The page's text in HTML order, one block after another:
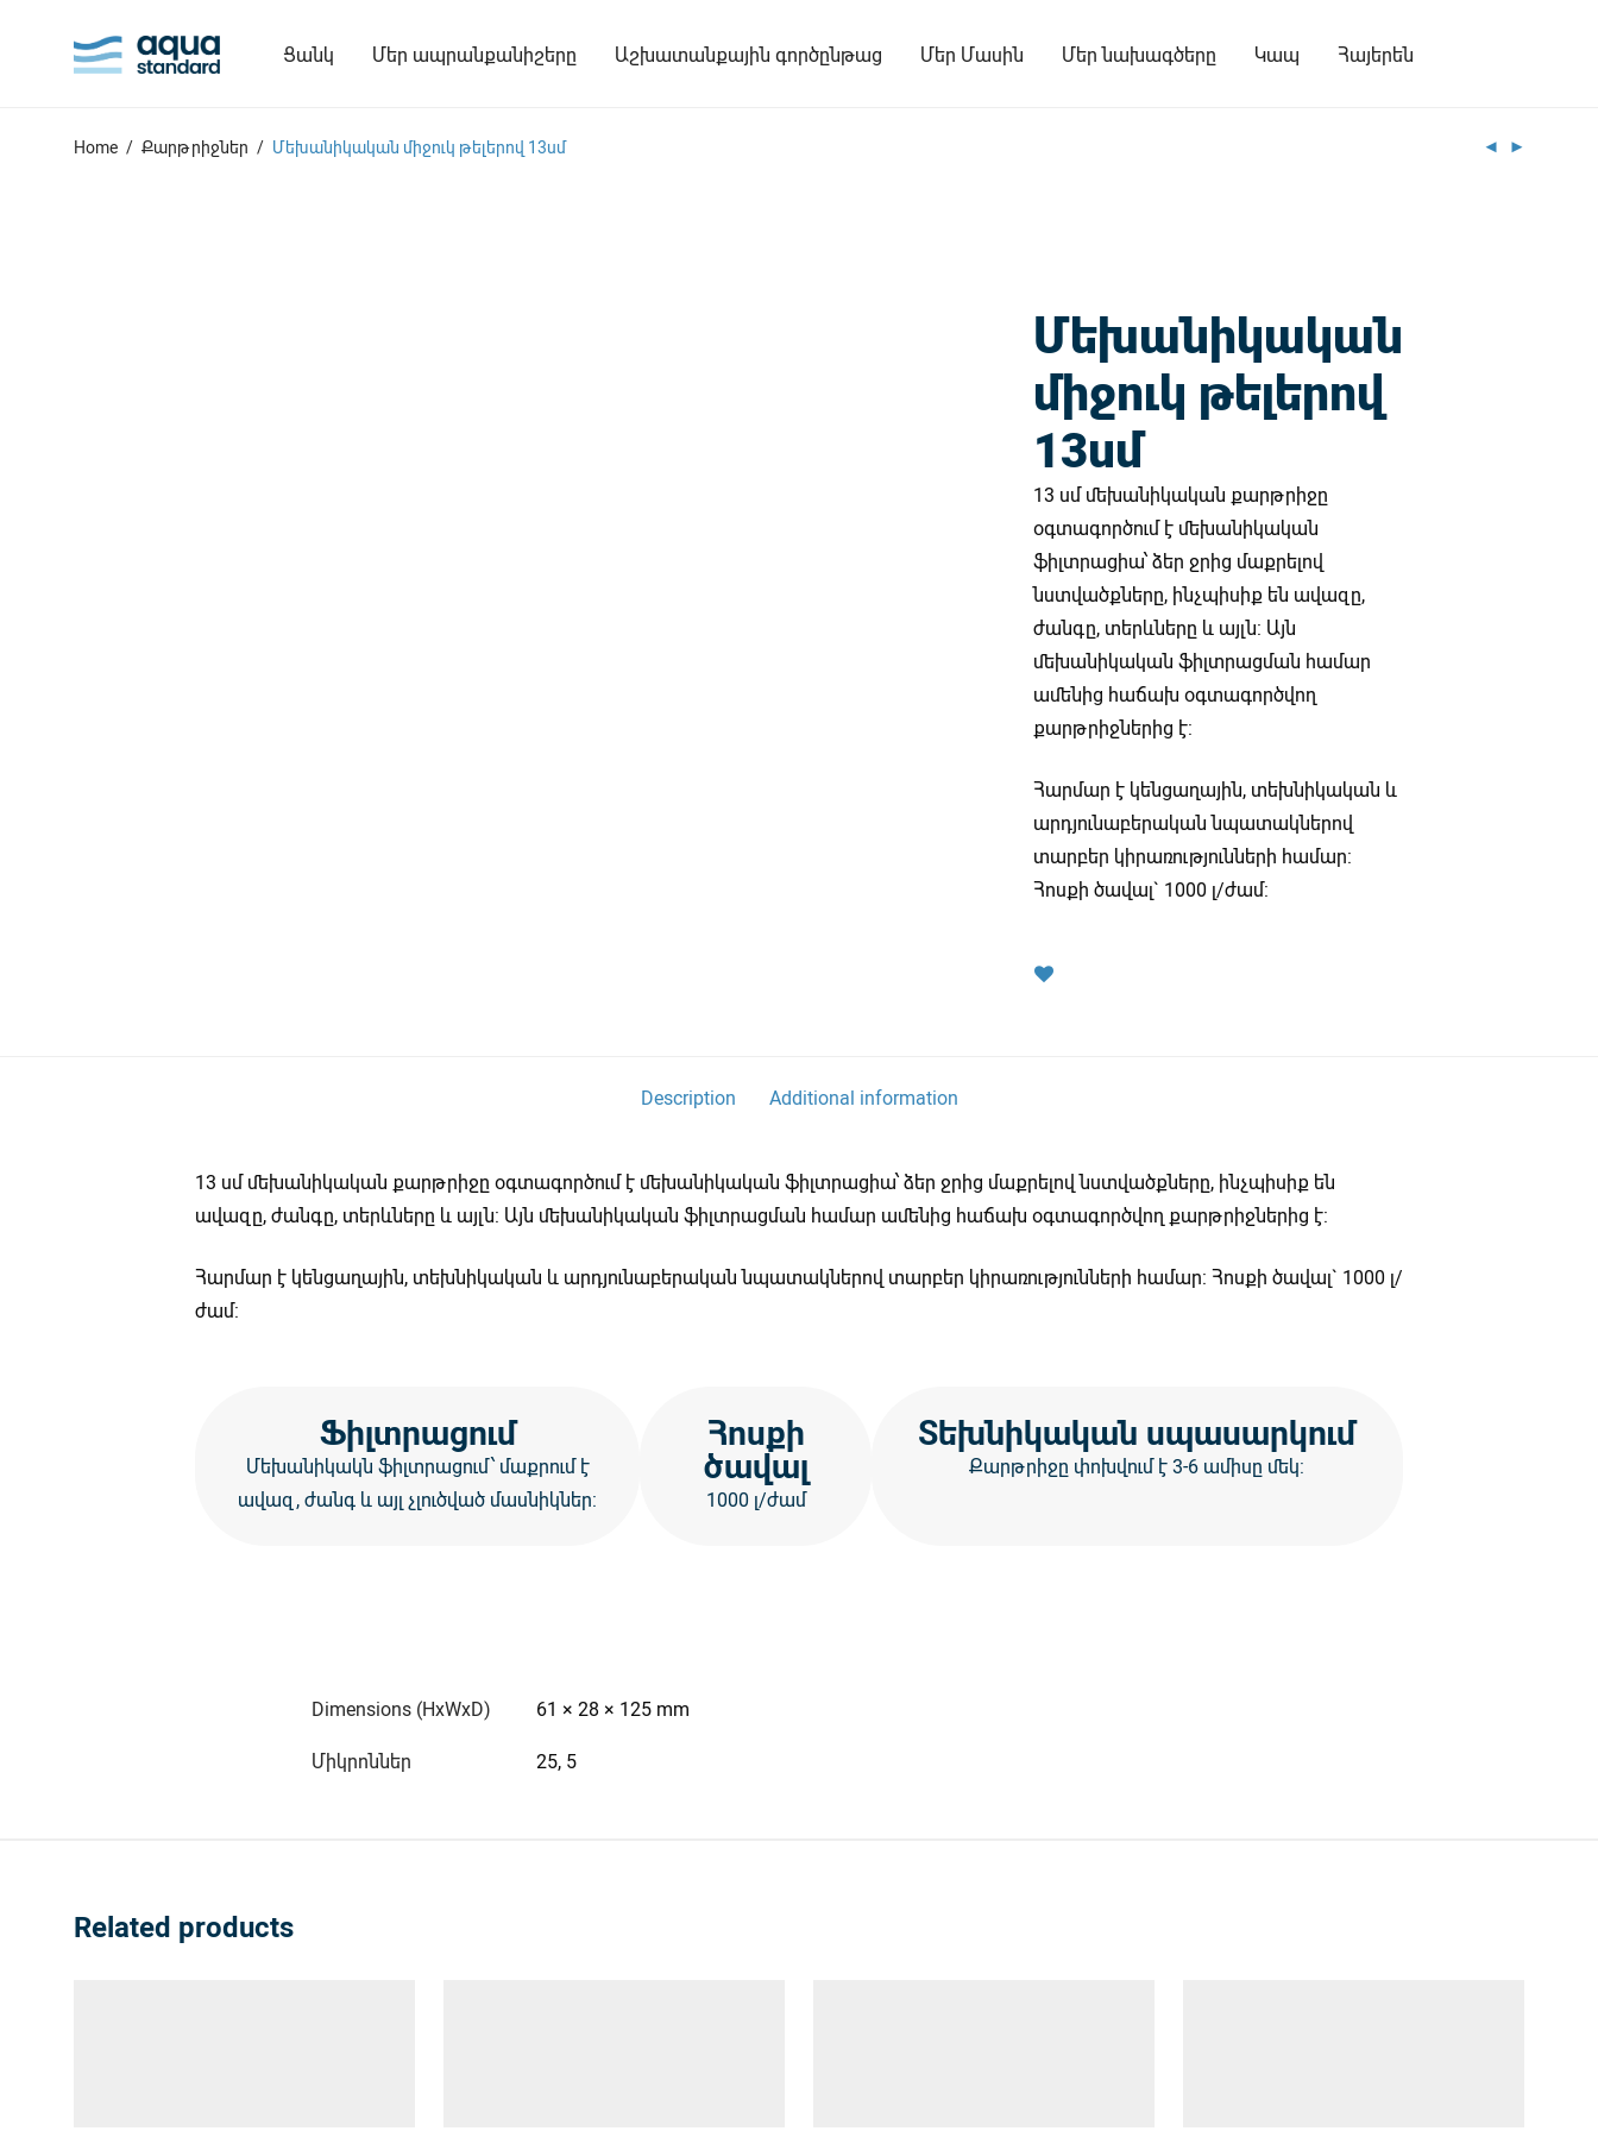
Ցանկ Մեր ապրանքանիշերը Աշխատանքային գործընթաց Մեր Մասին Մեր նախագծերը Կապ Հայերեն
Home / Քարթրիջներ / Մեխանիկական միջուկ թելերով 13սմ
Մեխանիկական
միջուկ թելերով
13սմ
13 սմ մեխանիկական քարթրիջը
օգտագործում է մեխանիկական
ֆիլտրացիա՝ ձեր ջրից մաքրելով
նստվածքները, ինչպիսիք են ավազը,
ժանգը, տերևները և այլն: Այն
մեխանիկական ֆիլտրացման համար
ամենից հաճախ օգտագործվող
քարթրիջներից է:
Հարմար է կենցաղային, տեխնիկական և
արդյունաբերական նպատակներով
տարբեր կիրառությունների համար:
Հոսքի ծավալ` 1000 լ/ժամ:
Description Additional information
13 սմ մեխանիկական քարթրիջը օգտագործում է մեխանիկական ֆիլտրացիա՝ ձեր ջրից մաքրելով նստվածքները, ինչպիսիք են
ավազը, ժանգը, տերևները և այլն: Այն մեխանիկական ֆիլտրացման համար ամենից հաճախ օգտագործվող քարթրիջներից է:
Հարմար է կենցաղային, տեխնիկական և արդյունաբերական նպատակներով տարբեր կիրառությունների համար: Հոսքի ծավալ` 1000 լ/
ժամ:
Ֆիլտրացում
Մեխանիկակն ֆիլտրացում՝ մաքրում է
ավազ, ժանգ և այլ չլուծված մասնիկներ:
Հոսքի
ծավալ
1000 լ/ժամ
Տեխնիկական սպասարկում
Քարթրիջը փոխվում է 3-6 ամիսը մեկ:
Dimensions (HxWxD) 61 × 28 × 125 mm
Միկրոններ 25, 5
Related products